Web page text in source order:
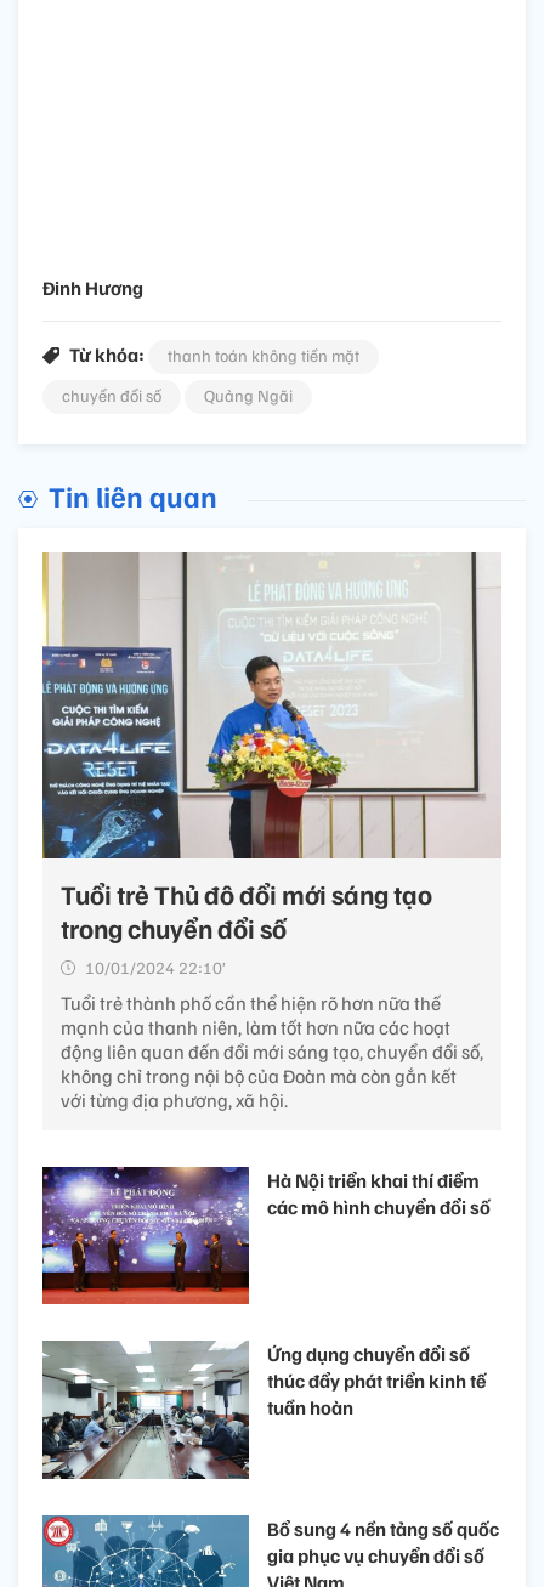
Đinh Hương
Từ khóa:
thanh toán không tiền mặt
chuyển đổi số
Quảng Ngãi
Tin liên quan
Tuổi trẻ Thủ đô đổi mới sáng tạo
trong chuyển đổi số
10/01/2024 22:10’
Tuổi trẻ thành phố cần thể hiện rõ hơn nữa thế
mạnh của thanh niên, làm tốt hơn nữa các hoạt
động liên quan đến đổi mới sáng tạo, chuyển đổi số,
không chỉ trong nội bộ của Đoàn mà còn gắn kết
với từng địa phương, xã hội.
Hà Nội triển khai thí điểm
các mô hình chuyển đổi số
Ứng dụng chuyển đổi số
thúc đẩy phát triển kinh tế
tuần hoàn
Bổ sung 4 nền tảng số quốc
gia phục vụ chuyển đổi số
Việt Nam